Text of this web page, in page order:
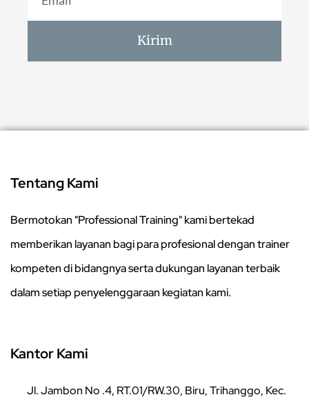
Kirim
Tentang Kami
Bermotokan "Professional Training" kami bertekad
memberikan layanan bagi para profesional dengan trainer
kompeten di bidangnya serta dukungan layanan terbaik
dalam setiap penyelenggaraan kegiatan kami.
Kantor Kami
Jl. Jambon No .4, RT.01/RW.30, Biru, Trihanggo, Kec.